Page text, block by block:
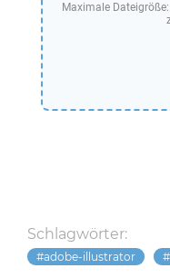
Maximale
Schlagwörter:
adobe-illustrator